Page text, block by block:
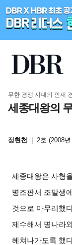
무한 경쟁 시대의 인재
세종대왕의
정현천 2호 (2008
세종대왕은 사형
병조판서 조말생
것으로 마무리했
제수해서 명나라
헤쳐나가도록 했